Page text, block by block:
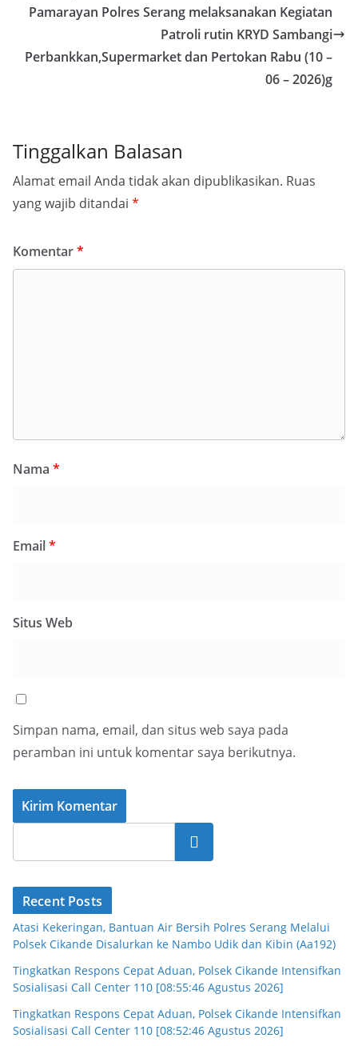
Pamarayan Polres Serang melaksanakan Kegiatan
Patroli rutin KRYD Sambangi
Perbankkan,Supermarket dan Pertokan Rabu (10 –
06 – 2026)g
Tinggalkan Balasan
Alamat email Anda tidak akan dipublikasikan. Ruas
yang wajib ditandai *
Komentar*
Nama *
Email*
Situs Web
Simpan nama, email, dan situs web saya pada
peramban ini untuk komentar saya berikutnya.
Cari
Recent Posts
Atasi Kekeringan, Bantuan Air Bersih Polres Serang Melalui
Polsek Cikande Disalurkan ke Nambo Udik dan Kibin (Aa192)
Tingkatkan Respons Cepat Aduan, Polsek Cikande Intensifkan
Sosialisasi Call Center 110 [08:55:46 Agustus 2026]
Tingkatkan Respons Cepat Aduan, Polsek Cikande Intensifkan
Sosialisasi Call Center 110 [08:52:46 Agustus 2026]